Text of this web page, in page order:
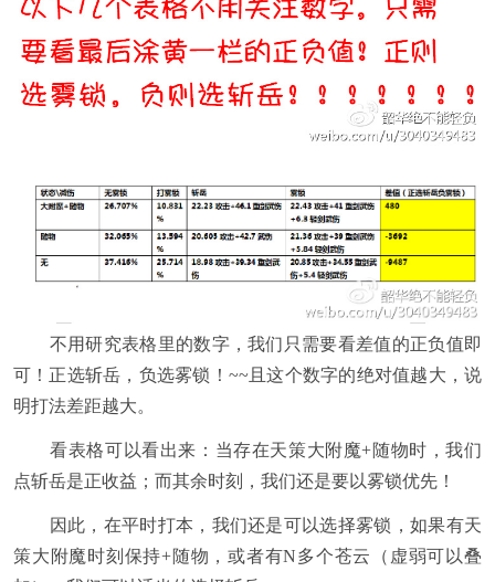
不用研究表格里的数字，我们只需要看差值的正负值即
可！正选斩岳，负选雾锁！~~且这个数字的绝对值越大，说
明打法差距越大。
看表格可以看出来：当存在天策大附魔+随物时，我们
点斩岳是正收益；而其余时刻，我们还是要以雾锁优先！
因此，在平时打本，我们还是可以选择雾锁，如果有天
策大附魔时刻保持+随物，或者有N多个苍云（虚弱可以叠